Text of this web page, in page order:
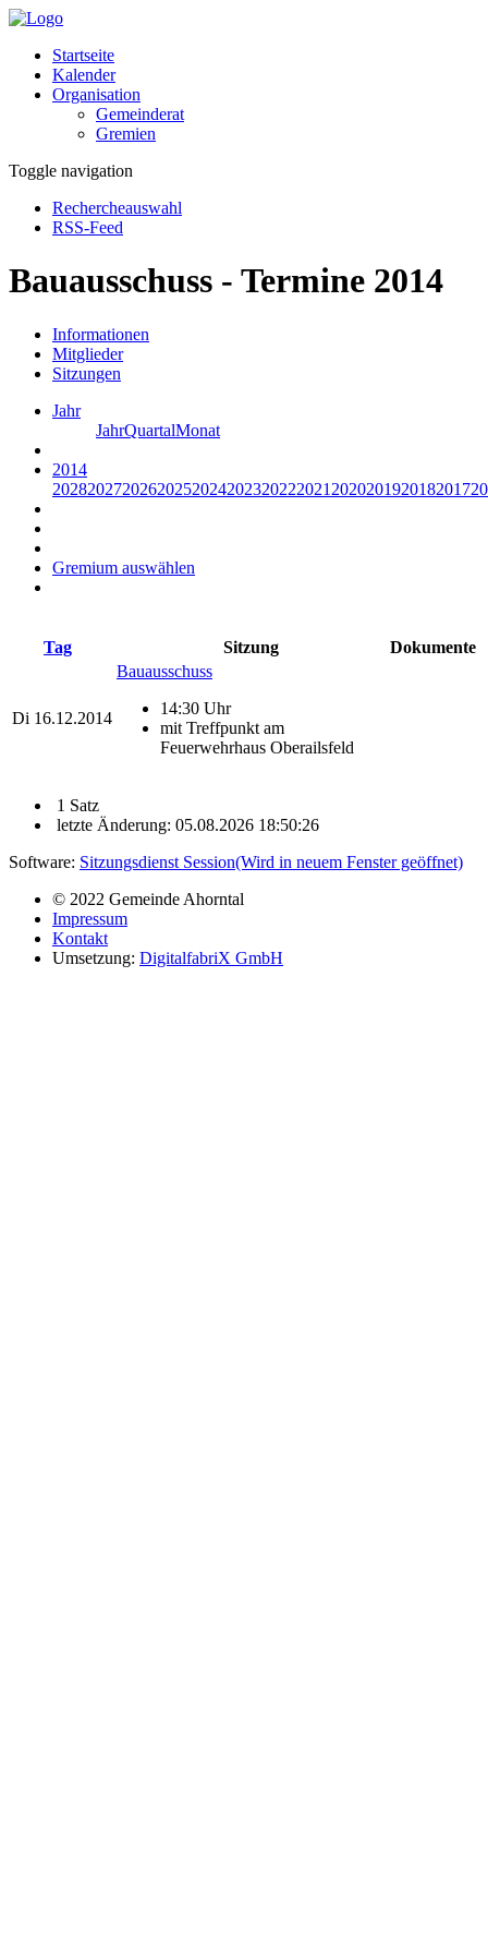
Startseite
Kalender
Organisation
Gemeinderat
Gremien
Toggle navigation
Rechercheauswahl
RSS-Feed
Bauausschuss - Termine 2014
Informationen
Mitglieder
Sitzungen
Jahr
JahrQuartalMonat
2014
20282027202620252024202320222021 2020201920182017
Gremium auswählen
Tag Sitzung Dokumente
Di 16.12.2014
Bauausschuss
14:30 Uhr
mit Treffpunkt am
Feuerwehrhaus Oberailsfeld
1 Satz
letzte Änderung: 05.08.2026 18:50:26
Software: Sitzungsdienst Session(Wird in neuem Fenster geöffnet)
© 2022 Gemeinde Ahorntal
Impressum
Kontakt
Umsetzung: DigitalfabriX GmbH